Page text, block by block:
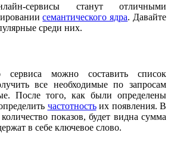
сервисы станут отличными
семантического ядра. Давайте
среди них.
можно составить список
все необходимые по запросам
После того, как были определены
частотностьих появления. В
показов, будет видна сумма
в себе ключевое слово.